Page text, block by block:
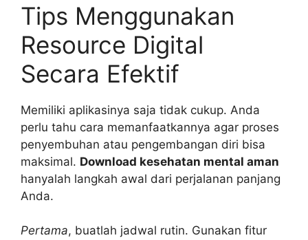
Tips Menggunakan
Resource Digital
Secara Efektif
Memiliki aplikasinya saja tidak cukup. Anda
perlu tahu cara memanfaatkannya agar proses
penyembuhan atau pengembangan diri bisa
maksimal. Download kesehatan mental aman
hanyalah langkah awal dari perjalanan panjang
Anda.
Pertama, buatlah jadwal rutin. Gunakan fitur